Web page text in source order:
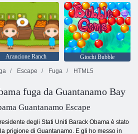
Arancione Ranch
Giochi Bubble
Escape Fuga HTML5
fuga da Guantanamo Bay
Guantanamo Escape
degli Stati Uniti Barack Obama è stato
prigione di Guantanamo. E gli ho messo in